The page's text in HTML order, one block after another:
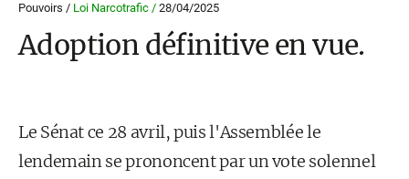
Pouvoirs / Loi Narcotrafic / 28/04/2025
Adoption définitive en vue.
Le Sénat ce 28 avril, puis l'Assemblée le
lendemain se prononcent par un vote solennel